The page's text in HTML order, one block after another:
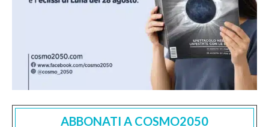
ABBONATI A COSMO2050